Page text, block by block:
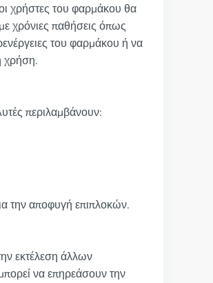
χρήστες του φαρμάκου θα
χρόνιες παθήσεις όπως
του φαρμάκου ή να
χρήση.
περιλαμβάνουν:
την αποφυγή επιπλοκών.
εκτέλεση άλλων
να επηρεάσουν την